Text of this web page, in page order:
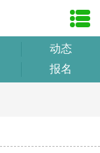
动态
报名